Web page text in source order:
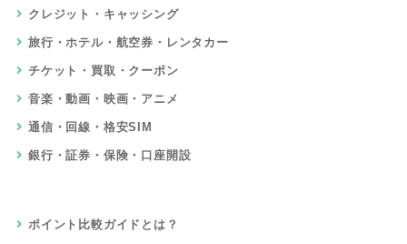
クレジット・キャッシング
旅行・ホテル・航空券・レンタカー
チケット・買取・クーポン
音楽・動画・映画・アニメ
通信・回線・格安SIM
銀行・証券・保険・口座開設
ポイント比較ガイドとは？